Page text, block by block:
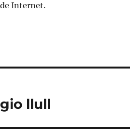
Internet.
llull